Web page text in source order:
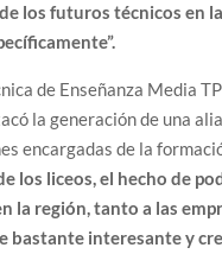
los futuros técnicos en
de Enseñanza Media
la generación de una
encargadas de la
los liceos, el hecho de
la región, tanto a las
bastante interesante y